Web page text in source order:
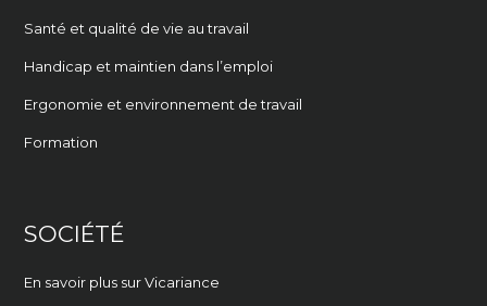
Santé et qualité de vie au travail
Handicap et maintien dans l’emploi
Ergonomie et environnement de travail
Formation
SOCIÉTÉ
En savoir plus sur Vicariance